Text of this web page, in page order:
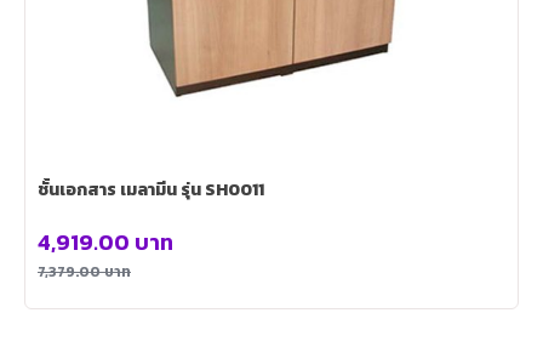
ชั้นเอกสาร เมลามีน รุ่น SH0011
7,379.00บาท
4,919.00 บาท